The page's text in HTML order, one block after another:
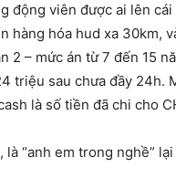
viên được ai lên
hóa hud xa 30km,
– mức án từ 7 đến 15
triệu sau chưa đầy 24h.
là số tiền đã chi cho
“anh em trong nghề”